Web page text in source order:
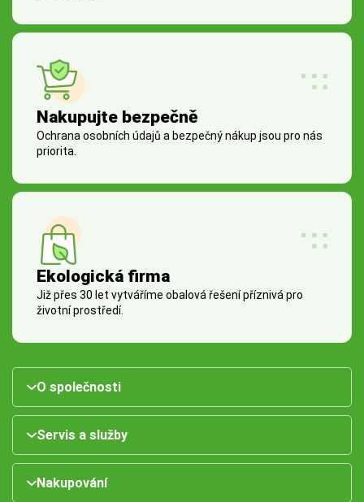
Nakupujte bezpečně
Ochrana osobních údajů a bezpečný nákup jsou pro nás
priorita.
Ekologická firma
Již přes 30 let vytváříme obalová řešení příznivá pro
životní prostředí.
O společnosti
Servis a služby
Nakupování